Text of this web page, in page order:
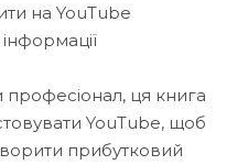
на YouTube
ця книга
YouTube, щоб
прибутковий